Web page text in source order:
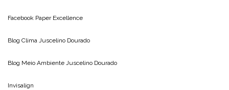
Facebook Paper Excellence
Blog Clima Juscelino Dourado
Blog Meio Ambiente Juscelino Dourado
Invisalign